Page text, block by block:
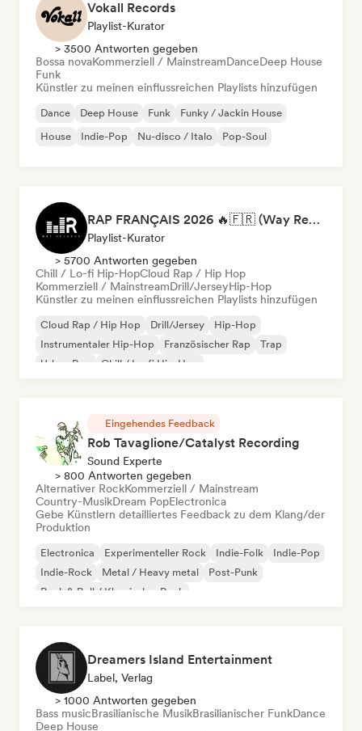
Vokall Records
Playlist-Kurator
> 3500 Antworten gegeben
Bossa novaKommerziell / MainstreamDanceDeep House
Funk
Künstler zu meinen einflussreichen Playlists hinzufügen
Dance Deep House Funk
Funky / Jackin House
House
Indie-Pop Nu-disco / Italo Pop-Soul
RAP FRANÇAIS 2026 🔥🇫🇷 (Way Records)
Playlist-Kurator
> 5700 Antworten gegeben
Chill / Lo-fi Hip-HopCloud Rap / Hip Hop
Kommerziell / MainstreamDrill/JerseyHip-Hop
Künstler zu meinen einflussreichen Playlists hinzufügen
Cloud Rap / Hip Hop Drill/Jersey
Hip-Hop
Instrumentaler Hip-Hop
Französischer Rap
Trap
Urban Pop
Chill / Lo-fi Hip-Hop
Eingehendes Feedback
Rob Tavaglione/Catalyst Recording
Sound Experte
> 800 Antworten gegeben
Alternativer RockKommerziell / Mainstream
Country-MusikDream PopElectronica
Gebe Künstlern detailliertes Feedback zu dem Klang/der
Produktion
Electronica Experimenteller Rock Indie-Folk
Indie-Pop
Indie-Rock
Metal / Heavy metal
Post-Punk
Rock & Roll / Klassischer Rock
Dreamers Island Entertainment
Label, Verlag
> 1000 Antworten gegeben
Bass musicBrasilianische MusikBrasilianischer FunkDance
Deep House